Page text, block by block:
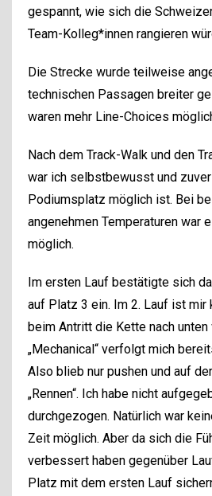
gespannt, wie sich die
Team-Kolleg*innen rangieren
Die Strecke wurde teilweise
technischen Passagen breiter
waren mehr Line-Choices
Nach dem Track-Walk und den
war ich selbstbewusst und
Podiumsplatz möglich ist. Bei
angenehmen Temperaturen war
möglich.
Im ersten Lauf bestätigte sich
auf Platz 3 ein. Im 2. Lauf ist mir
beim Antritt die Kette nach
„Mechanical“ verfolgt mich
Also blieb nur pushen und auf
„Rennen“. Ich habe nicht
durchgezogen. Natürlich war
Zeit möglich. Aber da sich die
verbessert haben gegenüber
Platz mit dem ersten Lauf